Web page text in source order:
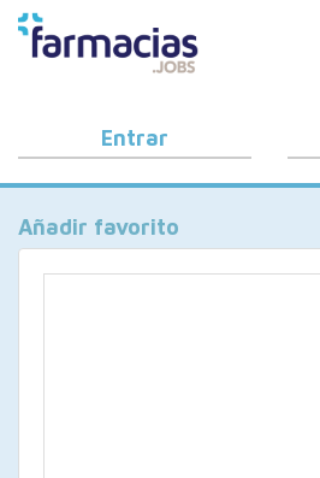
BUSCAR CANDIDATOS
OFERTAS DE EMPLEO
COMO FUNCIONA
PORQUÉ FARMACIAS.JOBS
BLOG
Entrar
Añadir favorito